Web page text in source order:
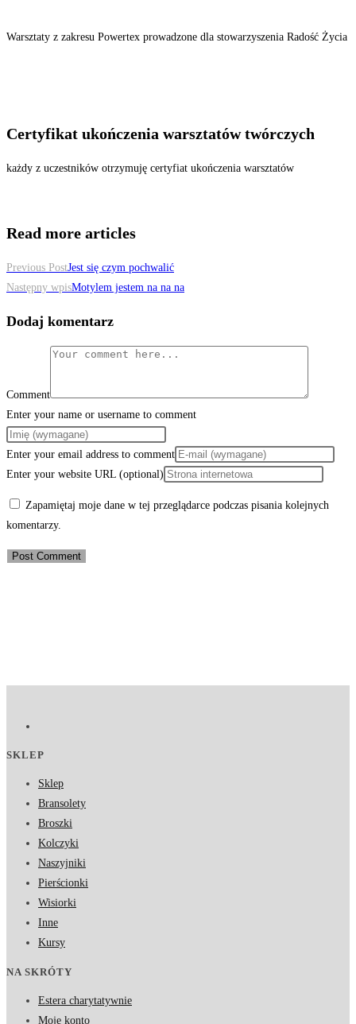
Warsztaty z zakresu Powertex prowadzone dla stowarzyszenia Radość Życia
Certyfikat ukończenia warsztatów twórczych
każdy z uczestników otrzymuję certyfiat ukończenia warsztatów
Read more articles
Previous PostJest się czym pochwalić
Następny wpisMotylem jestem na na na
Dodaj komentarz
Comment
Enter your name or username to comment
Enter your email address to comment
Enter your website URL (optional)
Zapamiętaj moje dane w tej przeglądarce podczas pisania kolejnych
komentarzy.
SKLEP
Sklep
Bransolety
Broszki
Kolczyki
Naszyjniki
Pierścionki
Wisiorki
Inne
Kursy
NA SKRÓTY
Estera charytatywnie
Moje konto